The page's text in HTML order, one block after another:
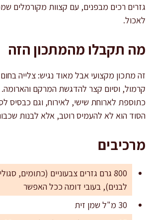
גזרים רכים מבפנים, עם קצוות מקורמלים
לאכול.
מה תקבלו מהמתכון הזה
זה מתכון מקצועי אבל מאוד נגיש: צלייה
קרמול, וסיום קצר להדגשת המרקם
כתוספת לארוחת שישי, לאירוח, וגם כבסיס
הסוד הוא לא להעמיס רוטב, אלא לבנות
מרכיבים
800 גרם גזרים צבעוניים (כתומים,
לבנים), בעובי דומה ככל האפשר
30 מ"ל שמן זית